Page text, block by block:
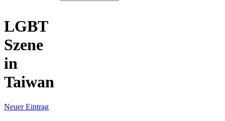
LGBT
Szene
in
Taiwan
Neuer Eintrag